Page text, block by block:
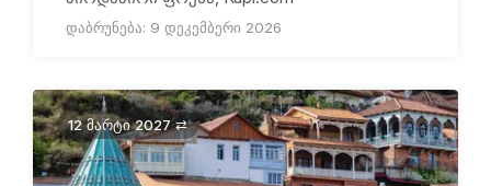
დაბრუნება: 9 დეკემბერი 2026
12 მარტი 2027 ⇄